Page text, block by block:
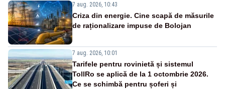
7 aug. 2026, 10:43
Criza din energie. Cine scapă de măsurile
de raționalizare impuse de Bolojan
7 aug. 2026, 10:01
Tarifele pentru rovinietă și sistemul
TollRo se aplică de la 1 octombrie 2026.
Ce se schimbă pentru șoferi și